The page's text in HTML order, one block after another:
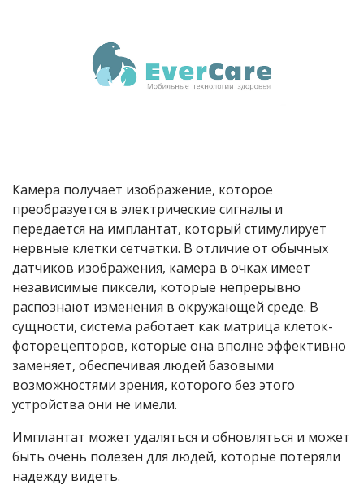
Камера получает изображение, которое
преобразуется в электрические сигналы и
передается на имплантат, который стимулирует
нервные клетки сетчатки. В отличие от обычных
датчиков изображения, камера в очках имеет
независимые пиксели, которые непрерывно
распознают изменения в окружающей среде. В
сущности, система работает как матрица клеток-
фоторецепторов, которые она вполне эффективно
заменяет, обеспечивая людей базовыми
возможностями зрения, которого без этого
устройства они не имели.
Имплантат может удаляться и обновляться и может
быть очень полезен для людей, которые потеряли
надежду видеть.